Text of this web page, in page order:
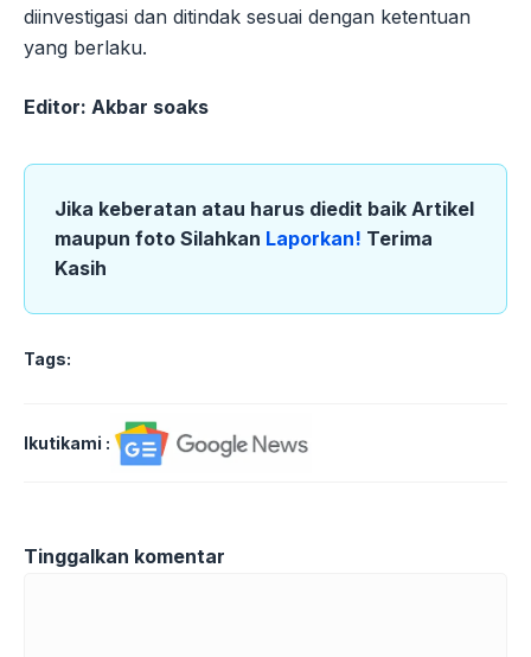
diinvestigasi dan ditindak sesuai dengan ketentuan
yang berlaku.
Editor: Akbar soaks
Jika keberatan atau harus diedit baik Artikel
maupun foto Silahkan Laporkan! Terima
Kasih
Tags:
Ikutikami :
Tinggalkan komentar